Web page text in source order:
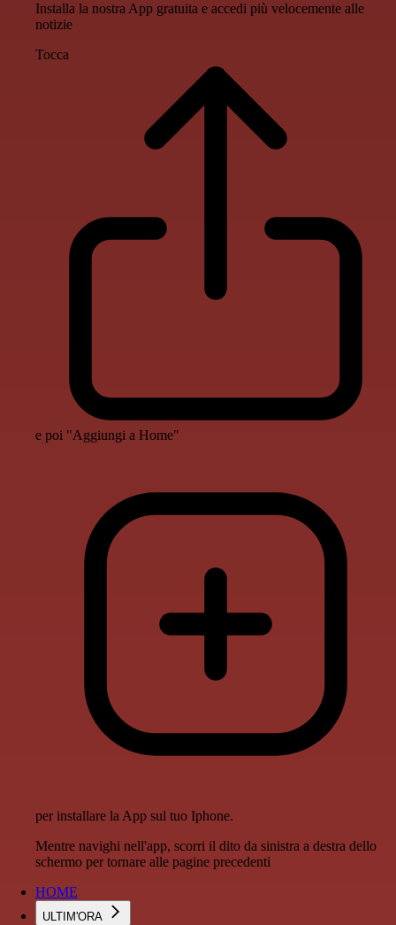
Installa la nostra App gratuita e accedi più velocemente alle
notizie
Tocca
e poi "Aggiungi a Home"
per installare la App sul tuo Iphone.
Mentre navighi nell'app, scorri il dito da sinistra a destra dello
schermo per tornare alle pagine precedenti
HOME
ULTIM'ORA